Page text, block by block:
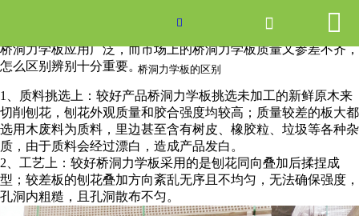
网站首页
新闻中心
走进爱游戏ayx体育

桥洞力学板的区别
 
桥洞力学板应用广泛，而市场上的桥洞力学板质量又参差不齐，
怎么区别辨别十分重要。
1、质料挑选上：较好产品桥洞力学板挑选未加工的新鲜原木来
切削刨花，刨花外观质量和胶合强度均较高；质量较差的板大都
选用木废料为质料，里边甚至含有树皮、橡胶粒、垃圾等各种杂
质，由于质料会经过漂白，造成产品发白。
2、工艺上：较好桥洞力学板采用的是刨花同向叠加后揉捏成
型；较差板的刨花叠加方向紊乱无序且不均匀，无法确保强度，
孔洞内粗糙，且孔洞散布不匀。